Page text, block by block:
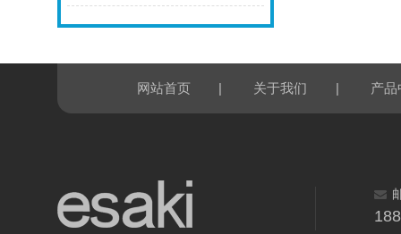
网站首页 | 关于我们 | 产品